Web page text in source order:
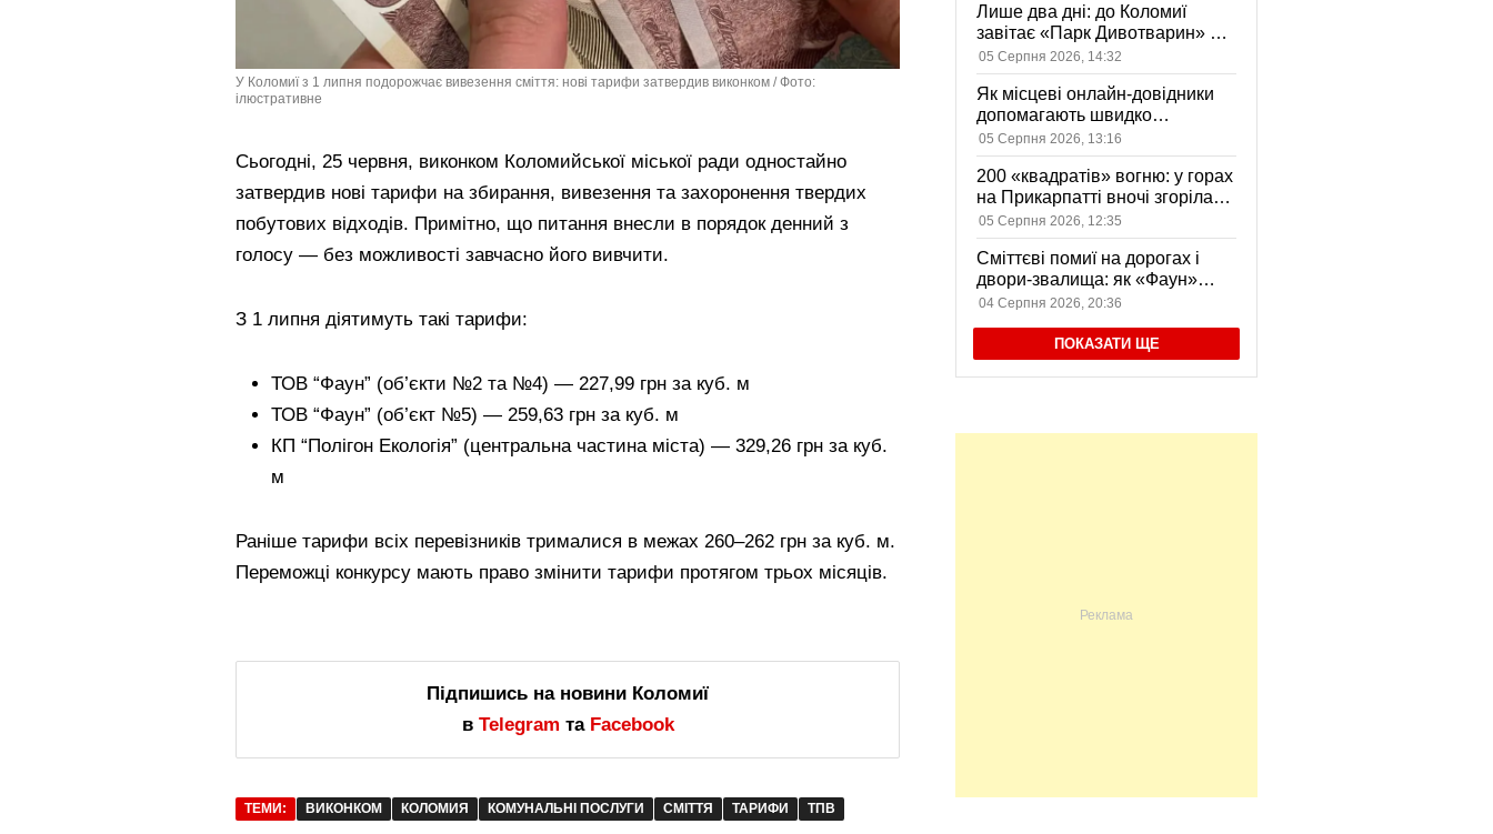
У Коломиї з 1 липня подорожчає вивезення сміття: нові тарифи затвердив виконком / Фото:
ілюстративне
Сьогодні, 25 червня, виконком Коломийської міської ради одностайно
затвердив нові тарифи на збирання, вивезення та захоронення твердих
побутових відходів. Примітно, що питання внесли в порядок денний з
голосу — без можливості завчасно його вивчити.
З 1 липня діятимуть такі тарифи:
ТОВ “Фаун” (об’єкти №2 та №4) — 227,99 грн за куб. м
ТОВ “Фаун” (об’єкт №5) — 259,63 грн за куб. м
КП “Полігон Екологія” (центральна частина міста) — 329,26 грн за куб.
м
Раніше тарифи всіх перевізників трималися в межах 260–262 грн за куб. м.
Переможці конкурсу мають право змінити тарифи протягом трьох місяців.
Підпишись на новини Коломиї
в Telegram та Facebook
ТЕМИ: ВИКОНКОМ КОЛОМИЯ КОМУНАЛЬНІ ПОСЛУГИ СМІТТЯ ТАРИФИ ТПВ
Лише два дні: до Коломиї
завітає «Парк Дивотварин» — і
вхід безкоштовний
05 Серпня 2026, 14:32
Як місцеві онлайн-довідники
допомагають швидко
знаходити послуги у своєму
місті
05 Серпня 2026, 13:16
200 «квадратів» вогню: у горах
на Прикарпатті вночі згоріла
садиба, є постраждала
05 Серпня 2026, 12:35
Сміттєві помиї на дорогах і
двори-звалища: як «Фаун»
вивозить відходи в Коломиї
04 Серпня 2026, 20:36
ПОКАЗАТИ ЩЕ